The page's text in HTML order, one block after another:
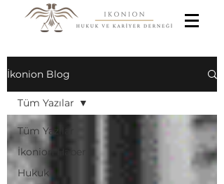
İkonion Blog
Tüm Yazılar
İkonion Haber
Hukuk
Tüm Yazılar